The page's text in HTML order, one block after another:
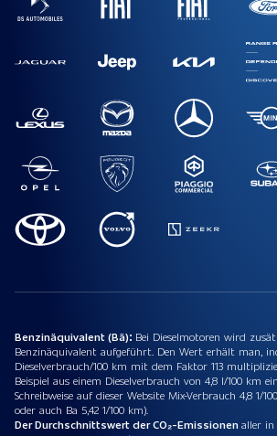
Benzinäquivalent (Bä): Bei Dieselmotoren wird
Benzinäquivalent aufgeführt. Den Wert erhält man,
Dieselverbrauch/100 km mit dem Faktor 113
Beispiel aus einem Dieselverbrauch von 4,8 l/100 km
Schreibweise auf dieser Website Mix-Verbrauch 4,8 1/
oder auch Ba 5,42 1/100 km).
Der Durchschnittswert der CO₂-Emissionenaller in